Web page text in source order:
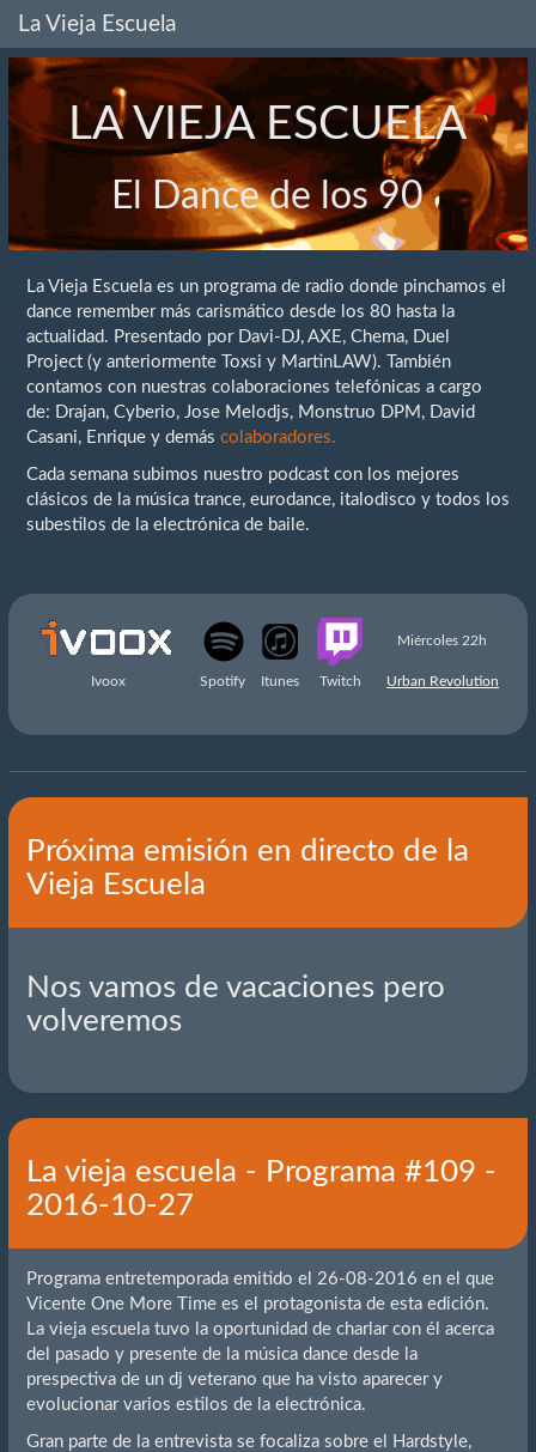
La Vieja Escuela
LA VIEJA ESCUELA
El Dance de los 90
La Vieja Escuela es un programa de radio donde pinchamos el
dance remember más carismático desde los 80 hasta la
actualidad. Presentado por Davi-DJ, AXE, Chema, Duel
Project (y anteriormente Toxsi y MartinLAW). También
contamos con nuestras colaboraciones telefónicas a cargo
de: Drajan, Cyberio, Jose Melodjs, Monstruo DPM, David
Casani, Enrique y demás colaboradores.
Cada semana subimos nuestro podcast con los mejores
clásicos de la música trance, eurodance, italodisco y todos los
subestilos de la electrónica de baile.
Miércoles 22h
Ivoox Spotify Itunes Twitch Urban Revolution
Próxima emisión en directo de la
Vieja Escuela
Nos vamos de vacaciones pero
volveremos
La vieja escuela - Programa #109 -
2016-10-27
Programa entretemporada emitido el 26-08-2016 en el que
Vicente One More Time es el protagonista de esta edición.
La vieja escuela tuvo la oportunidad de charlar con él acerca
del pasado y presente de la música dance desde la
prespectiva de un dj veterano que ha visto aparecer y
evolucionar varios estilos de la electrónica.
Gran parte de la entrevista se focaliza sobre el Hardstyle,